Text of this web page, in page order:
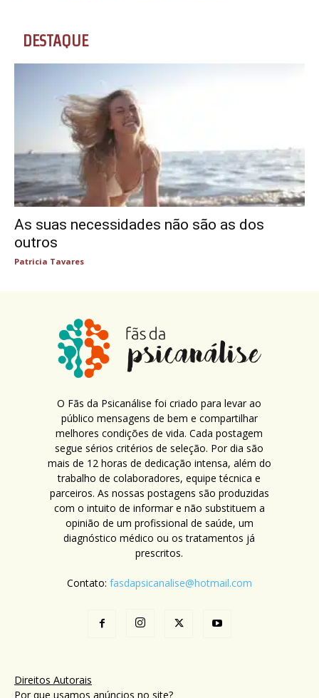
DESTAQUE
As suas necessidades não são as dos
outros
Patricia Tavares
O Fãs da Psicanálise foi criado para levar ao
público mensagens de bem e compartilhar
melhores condições de vida. Cada postagem
segue sérios critérios de seleção. Por dia são
mais de 12 horas de dedicação intensa, além do
trabalho de colaboradores, equipe técnica e
parceiros. As nossas postagens são produzidas
com o intuito de informar e não substituem a
opinião de um profissional de saúde, um
diagnóstico médico ou os tratamentos já
prescritos.
Contato: fasdapsicanalise@hotmail.com
Direitos Autorais
Por que usamos anúncios no site?